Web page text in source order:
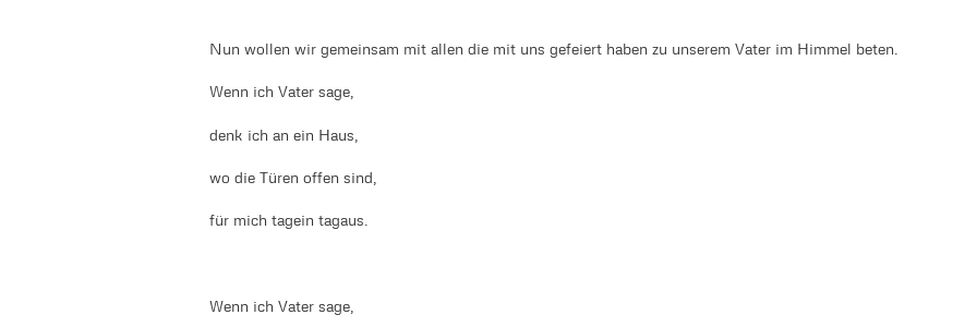
Nun wollen wir gemeinsam mit allen die mit uns gefeiert haben zu unserem Vater im Himmel beten.
Wenn ich Vater sage,
denk ich an ein Haus,
wo die Türen offen sind,
für mich tagein tagaus.
Wenn ich Vater sage,